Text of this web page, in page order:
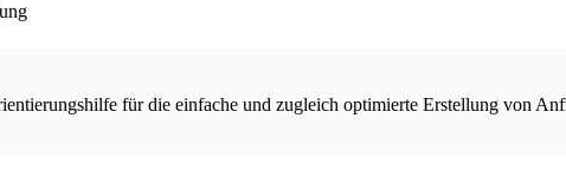
für die einfache und zugleich optimierte Erstellung von